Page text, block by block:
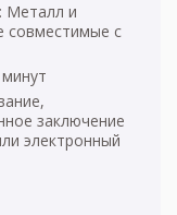
Металл и
совместимые с
заключение
электронный